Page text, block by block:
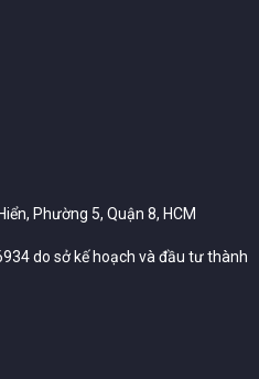
Phường 5, Quận 8, HCM
do sở kế hoạch và đầu tư thành